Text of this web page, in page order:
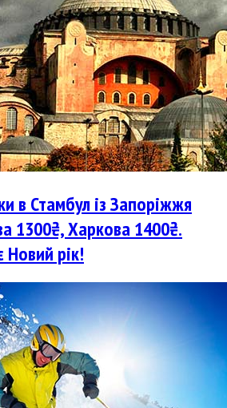
в Стамбул із Запоріжжя
1300₴, Харкова 1400₴.
Новий рік!